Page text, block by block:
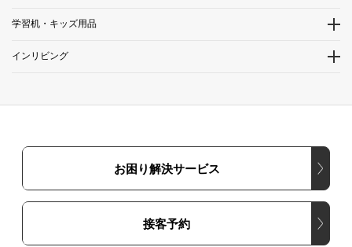
学習机・キッズ用品
インリビング
お困り解決サービス
接客予約